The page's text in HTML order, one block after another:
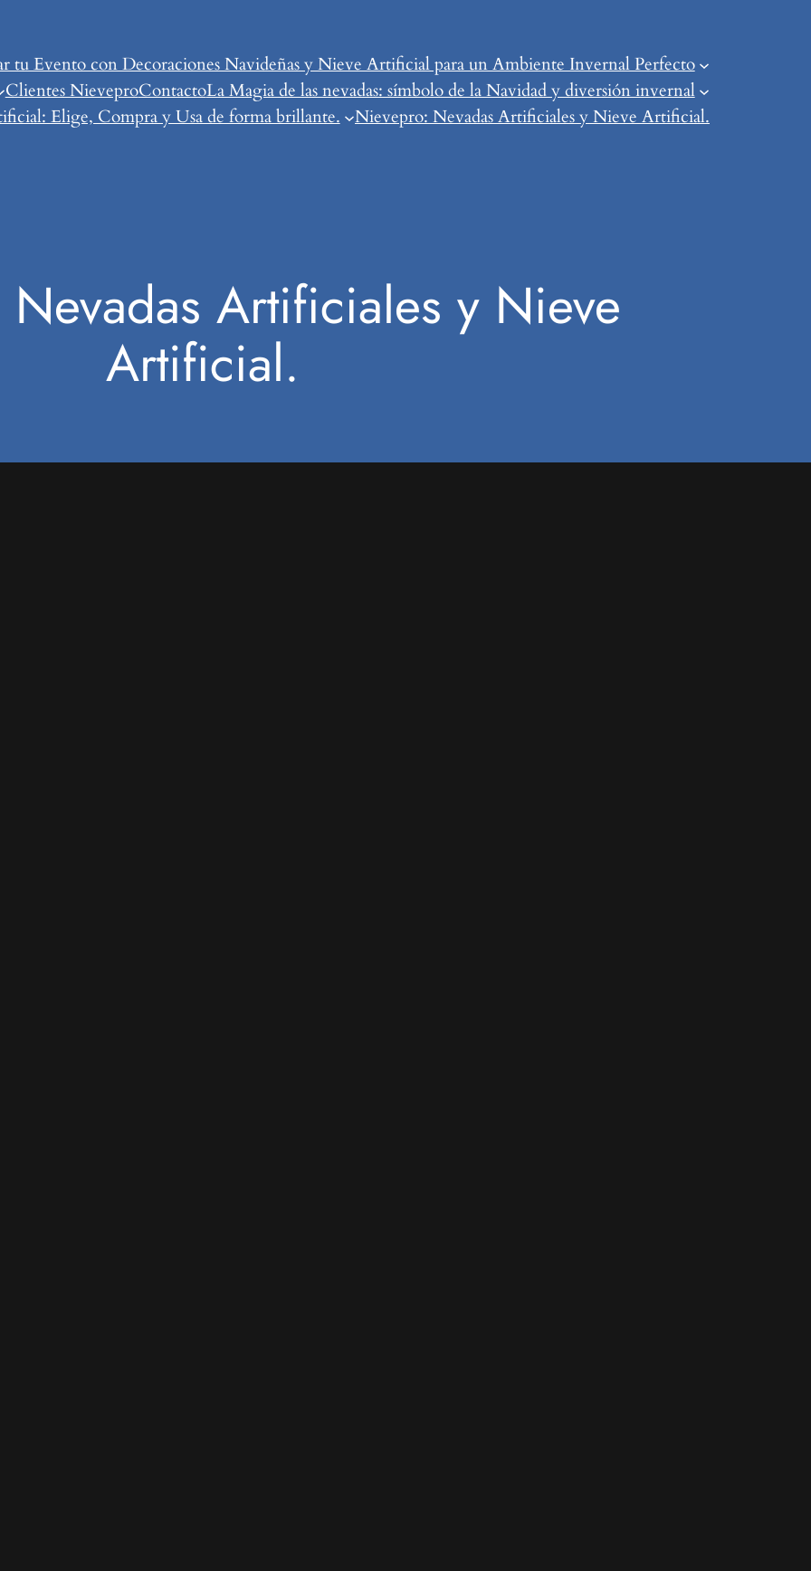
tu Evento con Decoraciones Navideñas y Nieve Artificial para un Ambiente Invernal Perfecto
Clientes NieveproContactoLa Magia de las nevadas: símbolo de la Navidad y diversión invernal
Elige, Compra y Usa de forma brillante.
Nievepro: Nevadas Artificiales y Nieve Artificial.
Artificiales y Nieve
Artificial.